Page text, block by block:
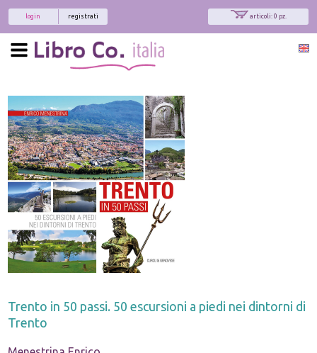
articoli: 0 pz.
registrati
login
Trento in 50 passi. 50 escursioni a piedi nei dintorni di
Trento